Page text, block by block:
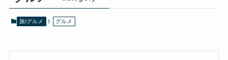
旅/グルメ グルメ